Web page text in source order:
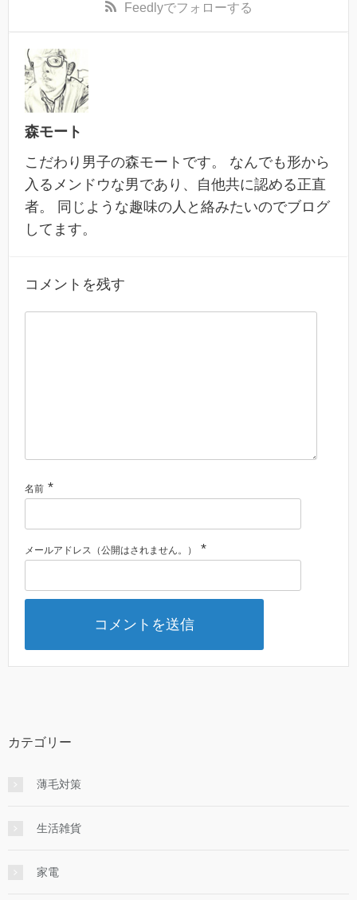
Feedlyでフォローする
森モート
こだわり男子の森モートです。 なんでも形から
入るメンドウな男であり、自他共に認める正直
者。 同じような趣味の人と絡みたいのでブログ
してます。
コメントを残す
名前 *
メールアドレス（公開はされません。） *
カテゴリー
薄毛対策
生活雑貨
家電